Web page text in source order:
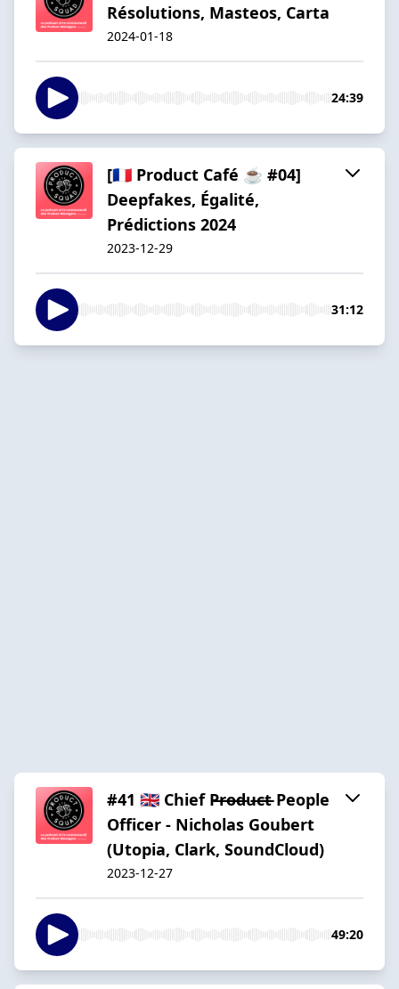
Résolutions, Masteos, Carta
2024-01-18
24:39
[🇫🇷 Product Café ☕️ #04]
Deepfakes, Égalité,
Prédictions 2024
2023-12-29
31:12
#41 🇬🇧 Chief P̶r̶o̶d̶u̶c̶t̶ People
Officer - Nicholas Goubert
(Utopia, Clark, SoundCloud)
2023-12-27
49:20